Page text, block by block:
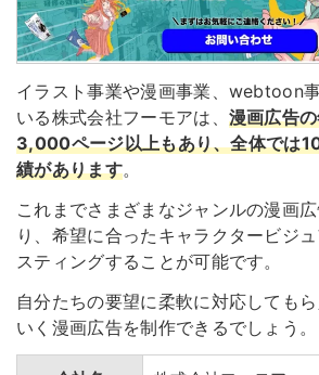
イラスト事業や漫画事業、webtoon
いる株式会社フーモアは、 漫画広告
3,000ページ以上もあり、全体では
績があります。
これまでさまざまなジャンルの漫画
り、希望に合ったキャラクタービジ
スティングすることが可能です。
自分たちの要望に柔軟に対応しても
いく漫画広告を制作できるでしょう。